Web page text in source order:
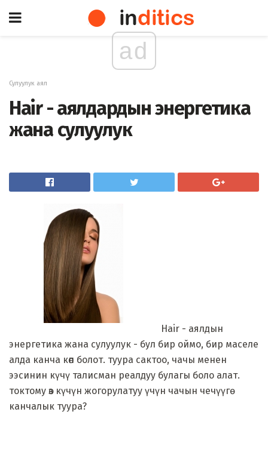
ad
Сулуулук аял
Hair - аялдардын энергетика
жана сулуулук
Hair - аялдын
энергетика жана сулуулук - бул бир оймо, бир маселе
алда канча көп болот. туура сактоо, чачы менен
ээсинин күчү талисман реалдуу булагы боло алат.
токтому өз күчүн жогорулатуу үчүн чачын чечүүгө
канчалык туура?